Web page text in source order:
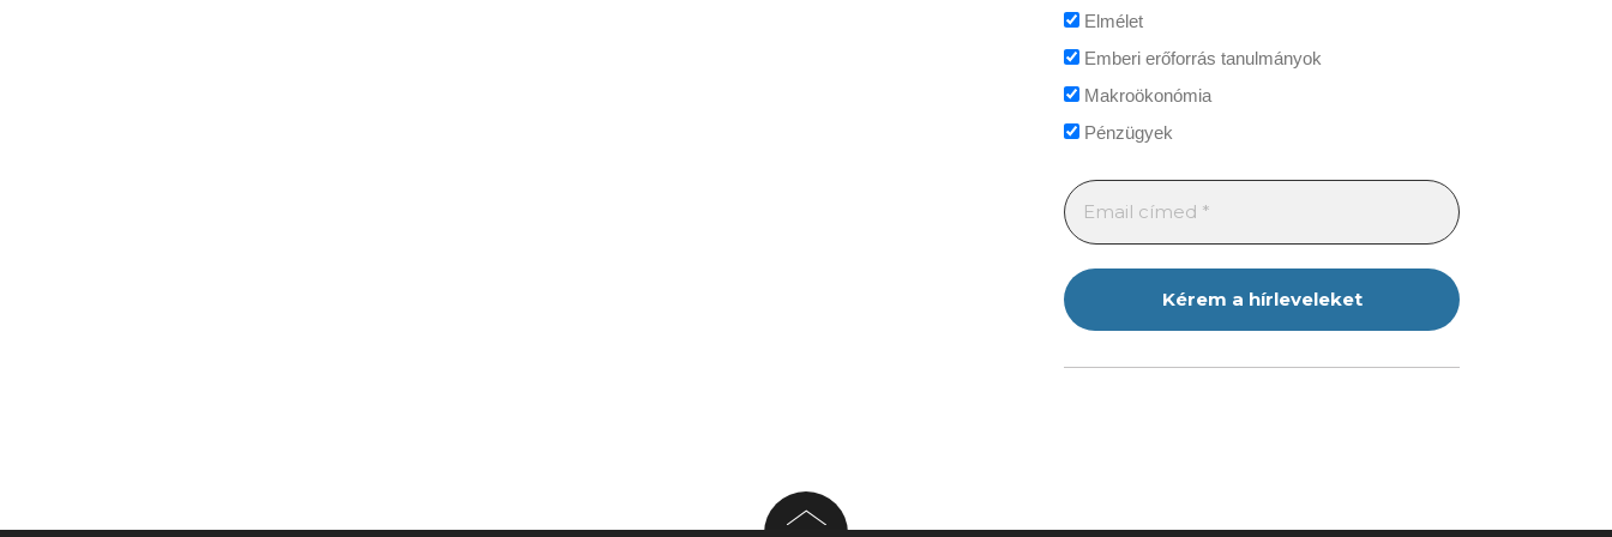
Elmélet
Emberi erőforrás tanulmányok
Makroökonómia
Pénzügyek